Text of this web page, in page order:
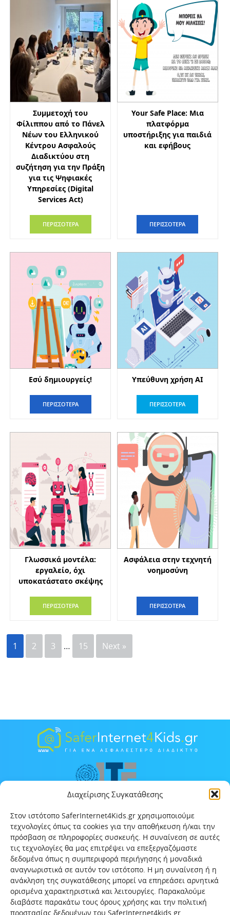
Διαχείρισης Συγκατάθεσης
Στον ιστότοπο SaferInternet4Kids.gr χρησιμοποιούμε
τεχνολογίες όπως τα cookies για την αποθήκευση ή/και την
πρόσβαση σε πληροφορίες συσκευής. Η συναίνεση σε αυτές
τις τεχνολογίες θα μας επιτρέψει να επεξεργαζόμαστε
δεδομένα όπως η συμπεριφορά περιήγησης ή μοναδικά
αναγνωριστικά σε αυτόν τον ιστότοπο. Η μη συναίνεση ή η
ανάκληση της συγκατάθεσης μπορεί να επηρεάσει αρνητικά
ορισμένα χαρακτηριστικά και λειτουργίες. Παρακαλούμε
διαβάστε παρακάτω τους όρους χρήσης και την πολιτική
προστασίας δεδομένων του SaferInternet4kids.gr .
Συμμετοχή του
Φίλιππου από το Πάνελ
Νέων του Ελληνικού
Κέντρου Ασφαλούς
Διαδικτύου στη
συζήτηση για την Πράξη
για τις Ψηφιακές
Υπηρεσίες (Digital
Services Act)
ΠΕΡΙΣΣΟΤΕΡΑ
Your Safe Place: Μια
πλατφόρμα
υποστήριξης για παιδιά
και εφήβους
ΠΕΡΙΣΣΟΤΕΡΑ
Εσύ δημιουργείς!
ΠΕΡΙΣΣΟΤΕΡΑ
Υπεύθυνη χρήση ΑΙ
ΠΕΡΙΣΣΟΤΕΡΑ
Γλωσσικά μοντέλα:
εργαλείο, όχι
υποκατάστατο σκέψης
ΠΕΡΙΣΣΟΤΕΡΑ
Ασφάλεια στην τεχνητή
νοημοσύνη
ΠΕΡΙΣΣΟΤΕΡΑ
1 2 3 … 15 Next »